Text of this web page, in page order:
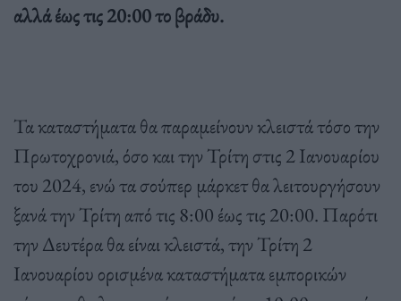
αλλά έως τις 20:00 το βράδυ.
Τα καταστήματα θα παραμείνουν κλειστά τόσο την
Πρωτοχρονιά, όσο και την Τρίτη στις 2 Ιανουαρίου
του 2024, ενώ τα σούπερ μάρκετ θα λειτουργήσουν
ξανά την Τρίτη από τις 8:00 έως τις 20:00. Παρότι
την Δευτέρα θα είναι κλειστά, την Τρίτη 2
Ιανουαρίου ορισμένα καταστήματα εμπορικών